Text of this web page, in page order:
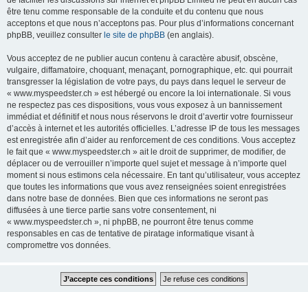
être tenu comme responsable de la conduite et du contenu que nous
acceptons et que nous n’acceptons pas. Pour plus d’informations concernant
phpBB, veuillez consulter le site de phpBB (en anglais).
Vous acceptez de ne publier aucun contenu à caractère abusif, obscène,
vulgaire, diffamatoire, choquant, menaçant, pornographique, etc. qui pourrait
transgresser la législation de votre pays, du pays dans lequel le serveur de
« www.myspeedster.ch » est hébergé ou encore la loi internationale. Si vous
ne respectez pas ces dispositions, vous vous exposez à un bannissement
immédiat et définitif et nous nous réservons le droit d’avertir votre fournisseur
d’accès à internet et les autorités officielles. L’adresse IP de tous les messages
est enregistrée afin d’aider au renforcement de ces conditions. Vous acceptez
le fait que « www.myspeedster.ch » ait le droit de supprimer, de modifier, de
déplacer ou de verrouiller n’importe quel sujet et message à n’importe quel
moment si nous estimons cela nécessaire. En tant qu’utilisateur, vous acceptez
que toutes les informations que vous avez renseignées soient enregistrées
dans notre base de données. Bien que ces informations ne seront pas
diffusées à une tierce partie sans votre consentement, ni
« www.myspeedster.ch », ni phpBB, ne pourront être tenus comme
responsables en cas de tentative de piratage informatique visant à
compromettre vos données.